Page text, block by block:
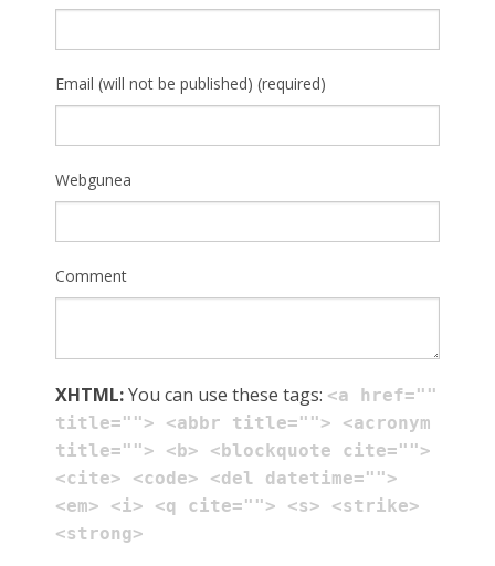
Email (will not be published) (required)
Webgunea
Comment
XHTML:You can use these tags: <a href=""
title=""> <abbr title=""> <acronym
title=""> <b> <blockquote cite="">
<cite> <code> <del datetime="">
<em> <i> <q cite=""> <s> <strike>
<strong>